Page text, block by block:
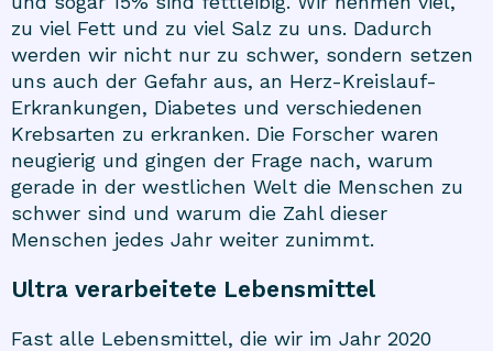
zu viel Fett und zu viel Salz zu uns. Dadurch
werden wir nicht nur zu schwer, sondern setzen
uns auch der Gefahr aus, an Herz-Kreislauf-
Erkrankungen, Diabetes und verschiedenen
Krebsarten zu erkranken. Die Forscher waren
neugierig und gingen der Frage nach, warum
gerade in der westlichen Welt die Menschen zu
schwer sind und warum die Zahl dieser
Menschen jedes Jahr weiter zunimmt.
Ultra verarbeitete Lebensmittel
Fast alle Lebensmittel, die wir im Jahr 2020